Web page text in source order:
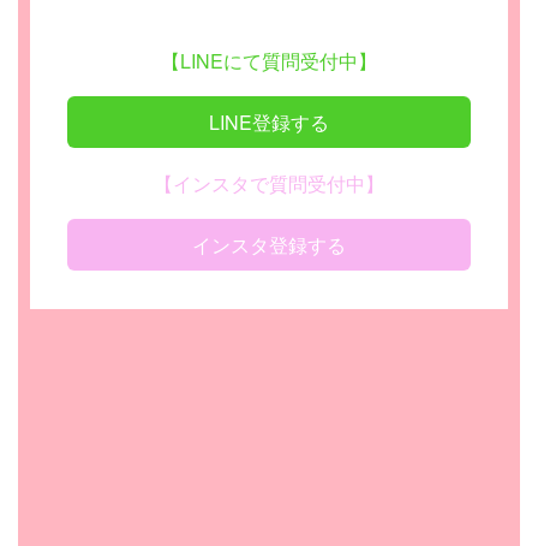
【LINEにて質問受付中】
LINE登録する
【インスタで質問受付中】
インスタ登録する